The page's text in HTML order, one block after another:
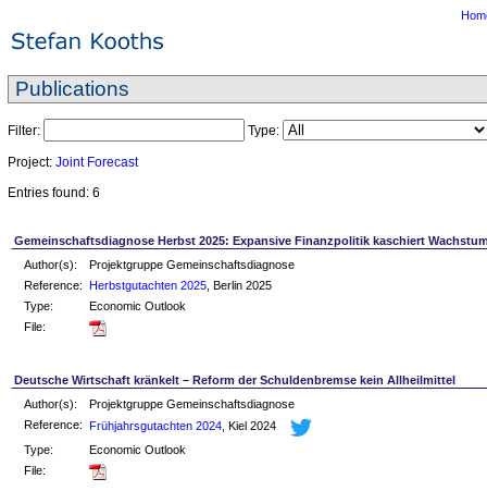
Publications
Filter: Type:
Project: Joint Forecast
Entries found: 6
Gemeinschaftsdiagnose Herbst 2025: Expansive Finanzpolitik kaschiert
Author(s):
Projektgruppe Gemeinschaftsdiagnose
Reference:
Herbstgutachten 2025 , Berlin 2025
Type:
Economic Outlook
File:
Deutsche Wirtschaft kränkelt – Reform der Schuldenbremse kein Allheilmittel
Author(s):
Projektgruppe Gemeinschaftsdiagnose
Reference:
Frühjahrsgutachten 2024 , Kiel 2024
Type:
Economic Outlook
File: